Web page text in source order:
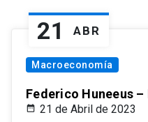
21 ABR
Macroeconomía
Federico Huneeus
21 de Abril de 2023